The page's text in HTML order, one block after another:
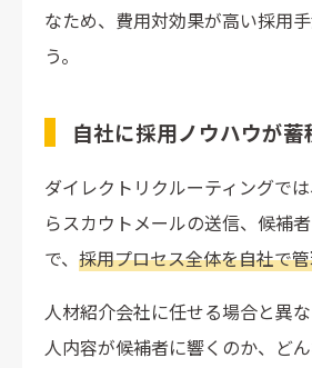
なため、費用対効果が高い採用
う。
自社に採用ノウハウが蓄
ダイレクトリクルーティングで
らスカウトメールの送信、候補
で、 採用プロセス全体を自社で
人材紹介会社に任せる場合と異
人内容が候補者に響くのか、ど